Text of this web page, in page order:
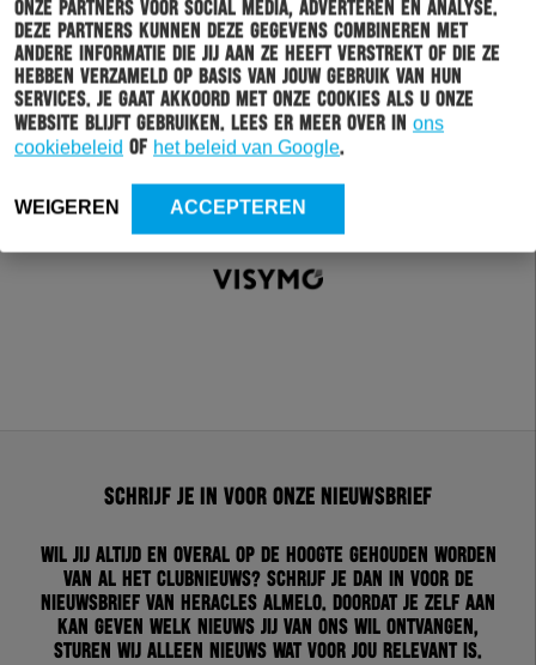
onze partners voor social media, adverteren en analyse.
Deze partners kunnen deze gegevens combineren met
andere informatie die jij aan ze heeft verstrekt of die ze
hebben verzameld op basis van jouw gebruik van hun
services. Je gaat akkoord met onze cookies als u onze
website blijft gebruiken. Lees er meer over in ons
cookiebeleid of het beleid van Google.
WEIGEREN ACCEPTEREN
Schrijf je in voor onze nieuwsbrief
Wil jij altijd en overal op de hoogte gehouden worden
van al het clubnieuws? Schrijf je dan in voor de
nieuwsbrief van Heracles Almelo. Doordat je zelf aan
kan geven welk nieuws jij van ons wil ontvangen,
sturen wij alleen nieuws wat voor jou relevant is.